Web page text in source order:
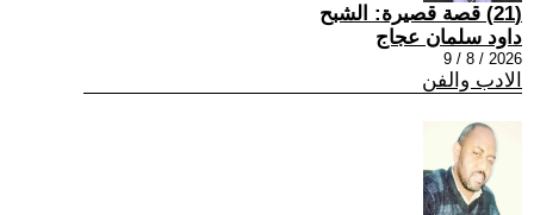
(21) قصة قصيرة: الشبح
داود سلمان عجاج
2026 / 8 / 9
الادب والفن